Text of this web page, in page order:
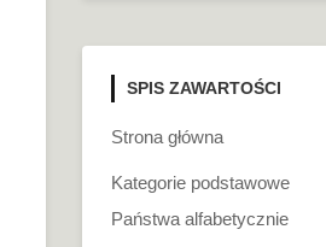
SPIS ZAWARTOŚCI
Strona główna
Kategorie podstawowe
Państwa alfabetycznie